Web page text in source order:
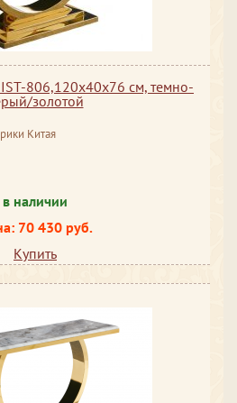
806,120х40х76 см, темно-
золотой
Китая
в наличии
70 430 руб.
Купить